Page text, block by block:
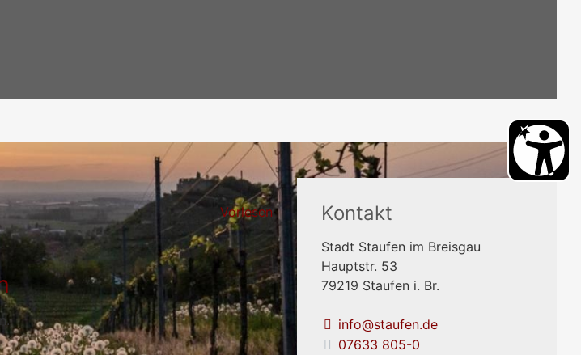
Vorlesen Kontakt
Stadt Staufen im Breisgau
Hauptstr. 53
79219 Staufen i. Br.
info@staufen.de
07633 805-0